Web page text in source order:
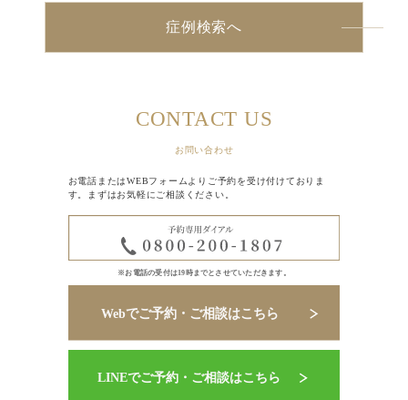
症例検索へ
CONTACT US
お問い合わせ
お電話またはWEBフォームよりご予約を受け付けておりま
す。まずはお気軽にご相談ください。
※お電話の受付は19時までとさせていただきます。